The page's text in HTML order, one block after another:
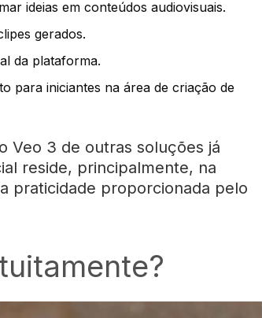
ideias em conteúdos audiovisuais.
gerados.
da plataforma.
para iniciantes na área de criação de
Veo 3 de outras soluções já
reside, principalmente, na
praticidade proporcionada pelo